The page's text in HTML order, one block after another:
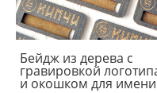
Бейдж из дерева с
гравировкой
и окошком для имени